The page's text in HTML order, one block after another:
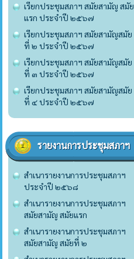
เรียกประชุมสภาฯ สมัยสามัญ สมัย
แรก ประจำปี ๒๕๖๗
เรียกประชุมสภาฯ สมัยสามัญสมัย
ที่ ๒ ประจำปี ๒๕๖๗
เรียกประชุมสภาฯ สมัยสามัญสมัย
ที่ ๓ ประจำปี ๒๕๖๗
เรียกประชุมสภาฯ สมัยสามัญสมัย
ที่ ๔ ประจำปี ๒๕๖๗
รายงานการประชุมสภาฯ
สำเนารายงานการประชุมสภาฯ
ประจำปี ๒๕๖๘
สำเนารายงานการประชุมสภาฯ
สมัยสามัญ สมัยแรก
สำเนารายงานการประชุมสภาฯ
สมัยสามัญ สมัยที่ ๒